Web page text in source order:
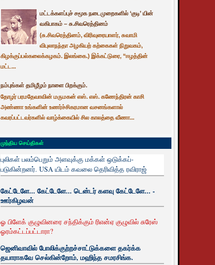
மட்டக்களப்புச் சமூக நடைமுறைகளில் ‘குடி’ யின்
வகிபாகம் – சு.சிவரெத்தினம்
(சு.சிவரெத்தினம், விரிவுரையாளர், சுவாமி
விபுலாநந்தா அழகியற் கற்கைகள் நிறுவகம்,
கிழக்குப்பல்கலைக்கழகம். இலங்கை.) இக்கட்டுரை, “ஈழத்தின்
மட்ட...
நம்புங்கள் தமிழீழம் நாளை பிறக்கும்.
தோழர் பரமதேவாவின் மருமகன் எஸ். எஸ். கணேந்திரன் காசி
அண்ணா உங்களின் உணர்ச்சிகரமான வசனங்களால்
கவரப்பட்டவர்களில் வாழ்க்கையில் சில காலத்தை வீணா...
முந்திய செய்திகள்
புலிகள் பலம்பெறும் அளவுக்கு மக்கள் ஒடுக்கப்-
படுகின்றனர். USA யிடம் கவலை தெரிவித்த ரவிராஜ்
கேட்டேளே... கேட்டேளே... டென்டர் களவு கேட்டேளே... -
ஊர்கிழவன்
ஓ பிளேக் குழுவினரை சந்திக்கும் ரிஎன்ஏ குழுவில் சுரேஸ்
ஓரம்கட்டப்பட்டாரா?
ஜெனிவாவில் போலிக்குற்றச்சாட்டுக்களை தகர்க்க
தயாராகவே செல்கின்றோம், மஹிந்த சமரசிங்க.